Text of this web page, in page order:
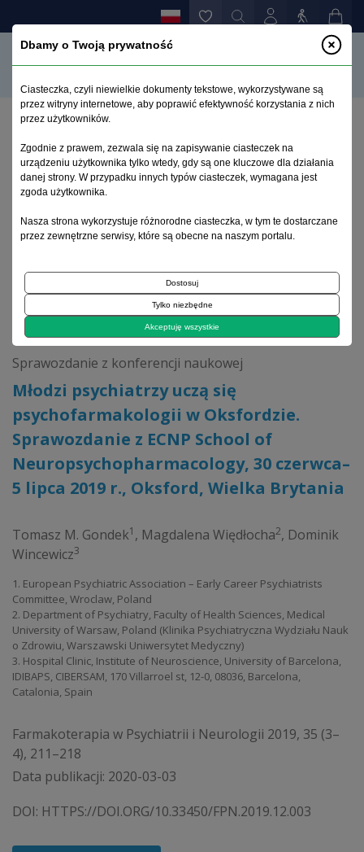
Młodzi psychiatrzy uczą się psychofarmakologii w
Oksfordzie. Sprawozdanie z ECNP School of
Neuropsychopharmacology, 30 czerwca–5 lipca 2019
r., Oksford, Wielka Brytania
2019, tom 35, zeszyt 3-4
Sprawozdanie z konferencji naukowej
Młodzi psychiatrzy uczą się
psychofarmakologii w Oksfordzie.
Sprawozdanie z ECNP School of
Neuropsychopharmacology, 30 czerwca–
5 lipca 2019 r., Oksford, Wielka Brytania
Tomasz M. Gondek1 , Magdalena Więdłocha2, Dominik
Wincewicz3
1. European Psychiatric Association – Early Career Psychiatrists
Committee, Wroclaw, Poland
2. Department of Psychiatry, Faculty of Health Sciences, Medical
University of Warsaw, Poland (Klinika Psychiatryczna Wydziału Nauk
o Zdrowiu, Warszawski Uniwersytet Medyczny)
3. Hospital Clinic, Institute of Neuroscience, University of Barcelona,
IDIBAPS, CIBERSAM, 170 Villarroel st, 12-0, 08036, Barcelona,
Catalonia, Spain
Farmakoterapia w Psychiatrii i Neurologii 2019, 35 (3–
4), 211–218
Data publikacji: 2020-03-03
DOI: HTTPS://DOI.ORG/10.33450/FPN.2019.12.003
Dbamy o Twoją prywatność
Ciasteczka, czyli niewielkie dokumenty tekstowe, wykorzystywane są
przez witryny internetowe, aby poprawić efektywność korzystania z nich
przez użytkowników.
Zgodnie z prawem, zezwala się na zapisywanie ciasteczek na
urządzeniu użytkownika tylko wtedy, gdy są one kluczowe dla działania
danej strony. W przypadku innych typów ciasteczek, wymagana jest
zgoda użytkownika.
Nasza strona wykorzystuje różnorodne ciasteczka, w tym te dostarczane
przez zewnętrzne serwisy, które są obecne na naszym portalu.
Dostosuj
Tylko niezbędne
Akceptuję wszystkie